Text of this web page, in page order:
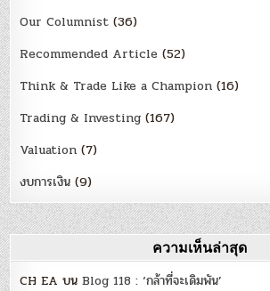
Our Columnist (36)
Recommended Article (52)
Think & Trade Like a Champion (16)
Trading & Investing (167)
Valuation (7)
งบการเงิน (9)
ความเห็นล่าสุด
CH EA บนBlog 118 : ‘กล้าที่จะเดิมพัน’